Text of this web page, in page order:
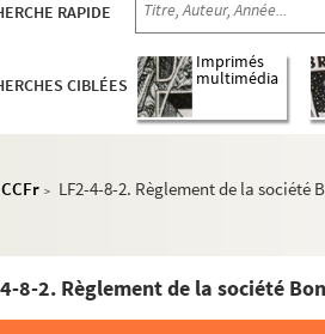
RAPIDE
CIBLÉES
Imprimés
multimédia
> LF2-4-8-2. Règlement de la société
8-2. Règlement de la société